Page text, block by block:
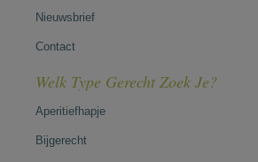
Nieuwsbrief
Contact
Welk Type Gerecht Zoek Je?
Aperitiefhapje
Bijgerecht